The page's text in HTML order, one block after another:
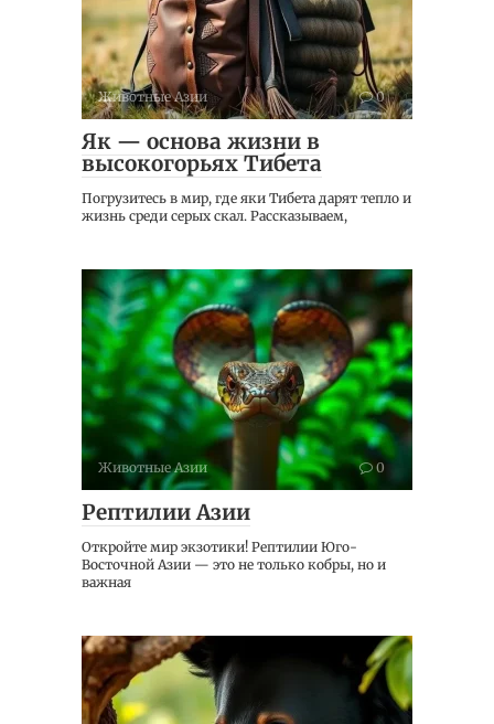
Животные Азии 0
Як — основа жизни в
высокогорьях Тибета
Погрузитесь в мир, где яки Тибета дарят тепло и
жизнь среди серых скал. Рассказываем,
Животные Азии 0
Рептилии Азии
Откройте мир экзотики! Рептилии Юго-
Восточной Азии — это не только кобры, но и
важная